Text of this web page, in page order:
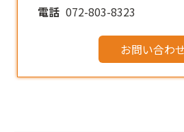
電話 072-803-8323
お問い合わ